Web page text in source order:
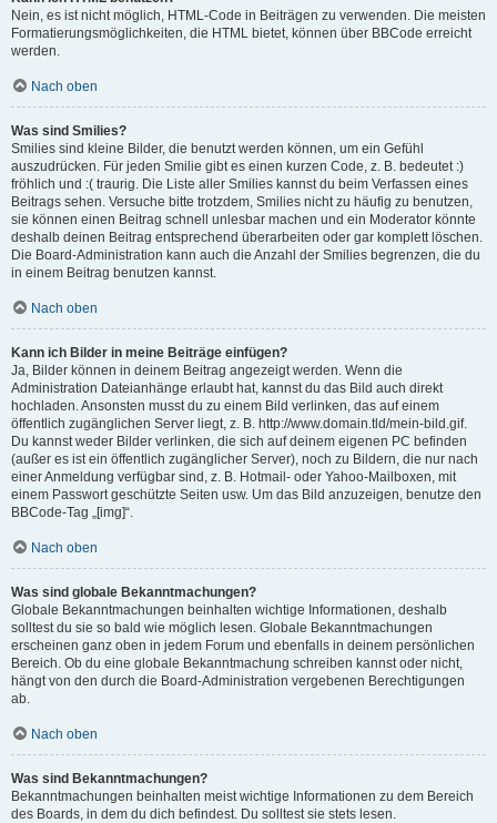
Nein, es ist nicht möglich, HTML-Code in Beiträgen zu verwenden. Die meisten
Formatierungsmöglichkeiten, die HTML bietet, können über BBCode erreicht
werden.
Nach oben
Was sind Smilies?
Smilies sind kleine Bilder, die benutzt werden können, um ein Gefühl
auszudrücken. Für jeden Smilie gibt es einen kurzen Code, z. B. bedeutet :)
fröhlich und :( traurig. Die Liste aller Smilies kannst du beim Verfassen eines
Beitrags sehen. Versuche bitte trotzdem, Smilies nicht zu häufig zu benutzen,
sie können einen Beitrag schnell unlesbar machen und ein Moderator könnte
deshalb deinen Beitrag entsprechend überarbeiten oder gar komplett löschen.
Die Board-Administration kann auch die Anzahl der Smilies begrenzen, die du
in einem Beitrag benutzen kannst.
Nach oben
Kann ich Bilder in meine Beiträge einfügen?
Ja, Bilder können in deinem Beitrag angezeigt werden. Wenn die
Administration Dateianhänge erlaubt hat, kannst du das Bild auch direkt
hochladen. Ansonsten musst du zu einem Bild verlinken, das auf einem
öffentlich zugänglichen Server liegt, z. B. http://www.domain.tld/mein-bild.gif.
Du kannst weder Bilder verlinken, die sich auf deinem eigenen PC befinden
(außer es ist ein öffentlich zugänglicher Server), noch zu Bildern, die nur nach
einer Anmeldung verfügbar sind, z. B. Hotmail- oder Yahoo-Mailboxen, mit
einem Passwort geschützte Seiten usw. Um das Bild anzuzeigen, benutze den
BBCode-Tag „[img]“.
Nach oben
Was sind globale Bekanntmachungen?
Globale Bekanntmachungen beinhalten wichtige Informationen, deshalb
solltest du sie so bald wie möglich lesen. Globale Bekanntmachungen
erscheinen ganz oben in jedem Forum und ebenfalls in deinem persönlichen
Bereich. Ob du eine globale Bekanntmachung schreiben kannst oder nicht,
hängt von den durch die Board-Administration vergebenen Berechtigungen
ab.
Nach oben
Was sind Bekanntmachungen?
Bekanntmachungen beinhalten meist wichtige Informationen zu dem Bereich
des Boards, in dem du dich befindest. Du solltest sie stets lesen.